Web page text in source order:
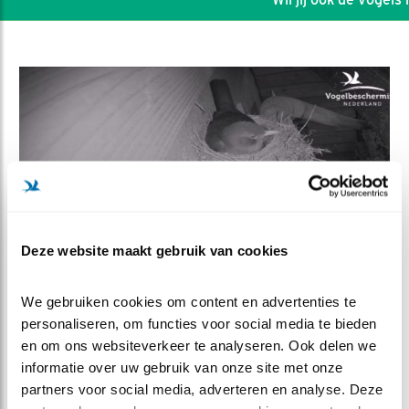
Deze website maakt gebruik van cookies
We gebruiken cookies om content en advertenties te
personaliseren, om functies voor social media te bieden
en om ons websiteverkeer te analyseren. Ook delen we
informatie over uw gebruik van onze site met onze
partners voor social media, adverteren en analyse. Deze
DEEL DIT FILMPJE
Eerste ei!